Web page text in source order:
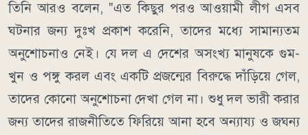
তিনি আরও বলেন, "এত কিছুর পরও আওয়ামী লীগ এসব
ঘটনার জন্য দুঃখ প্রকাশ করেনি, তাদের মধ্যে সামান্যতম
অনুশোচনাও নেই। যে দল এ দেশের অসংখ্য মানুষকে গুম-
খুন ও পঙ্গু করল এবং একটি প্রজন্মের বিরুদ্ধে দাঁড়িয়ে গেল,
তাদের কোনো অনুশোচনা দেখা গেল না। শুধু দল ভারী করার
জন্য তাদের রাজনীতিতে ফিরিয়ে আনা হবে অন্যায্য ও জঘন্য